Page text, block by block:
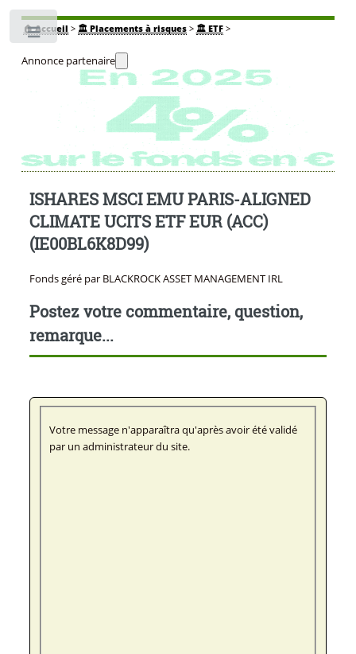
🏠Accueil > 🏛️ Placements à risques> 🏛️ ETF>
Annonce partenaire
ISHARES MSCI EMU PARIS-ALIGNED
CLIMATE UCITS ETF EUR (ACC)
(IE00BL6K8D99)
Fonds géré par BLACKROCK ASSET MANAGEMENT IRL
Postez votre commentaire, question,
remarque...
Votre message n'apparaîtra qu'après avoir été validé
par un administrateur du site.
Toggle